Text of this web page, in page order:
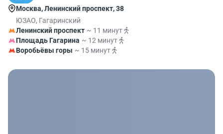
Москва, Ленинский проспект, 38
ЮЗАО, Гагаринский
Ленинский проспект ~ 11 минут
Площадь Гагарина ~ 12 минут
Воробьёвы горы ~ 15 минут